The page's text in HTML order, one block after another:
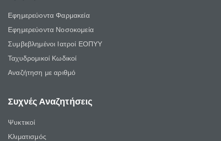
Εφημερεύοντα Φαρμακεία
Εφημερεύοντα Νοσοκομεία
Συμβεβλημένοι Ιατροί ΕΟΠΥΥ
Ταχυδρομικοί Κωδικοί
Αναζήτηση με αριθμό
Συχνές Αναζητήσεις
Ψυκτικοί
Κλιματισμός